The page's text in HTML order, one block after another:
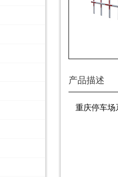
产品描述
重庆停车场